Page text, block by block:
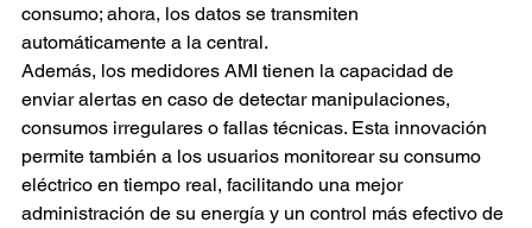
consumo; ahora, los datos se transmiten
automáticamente a la central.
Además, los medidores AMI tienen la capacidad de
enviar alertas en caso de detectar manipulaciones,
consumos irregulares o fallas técnicas. Esta innovación
permite también a los usuarios monitorear su consumo
eléctrico en tiempo real, facilitando una mejor
administración de su energía y un control más efectivo de